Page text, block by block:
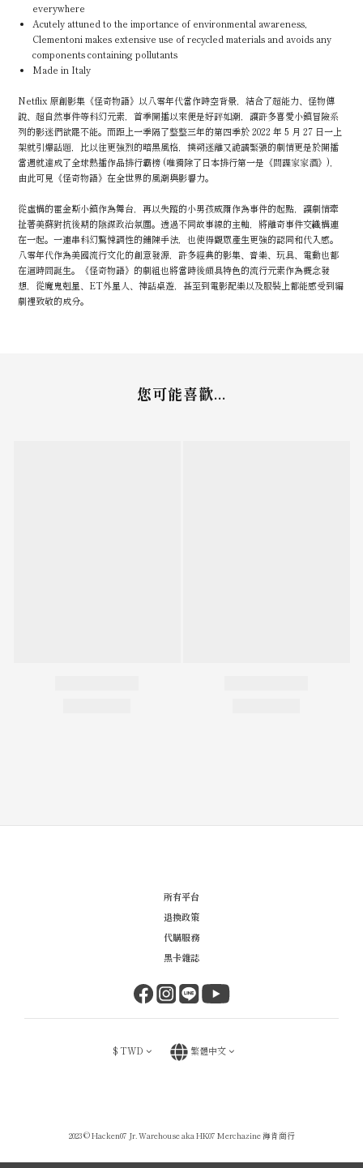
everywhere
Acutely attuned to the importance of environmental awareness,
Clementoni makes extensive use of recycled materials and avoids any
components containing pollutants
Made in Italy
Netflix 原創影集《怪奇物語》以八零年代當作時空背景，結合了超能力、怪物傳
說、超自然事件等科幻元素，首季開播以來便是好評如潮，讓許多喜愛小鎮冒險系
列的影迷們欲罷不能。而距上一季隔了整整三年的第四季於 2022 年 5 月 27 日一上
架就引爆話題，比以往更強烈的暗黑風格，撲朔迷離又詭譎緊張的劇情更是於開播
當週就達成了全球熱播作品排行霸榜 (唯獨除了日本排行第一是《間諜家家酒》)，
由此可見《怪奇物語》在全世界的風潮與影響力。
從虛構的霍金斯小鎮作為舞台，再以失蹤的小男孩威爾作為事件的起點，讓劇情牽
扯著美蘇對抗後期的陰謀政治氛圍。透過不同故事線的主軸，將離奇事件交織構連
在一起。一連串科幻驚悚調性的鋪陳手法，也使得觀眾產生更強的認同和代入感。
八零年代作為美國流行文化的創意發源，許多經典的影集、音樂、玩具、電動也都
在這時間誕生。《怪奇物語》的劇組也將當時後頗具特色的流行元素作為概念發
想，從魔鬼剋星、ET外星人、神話桌遊，甚至到電影配樂以及服裝上都能感受到編
劇裡致敬的成分。
您可能喜歡...
所有平台
退換政策
代購服務
黑卡雜誌
$TWD 繁體中文
2023 © Hacken07 Jr. Warehouse aka HK07 Merchazine 海肯商行